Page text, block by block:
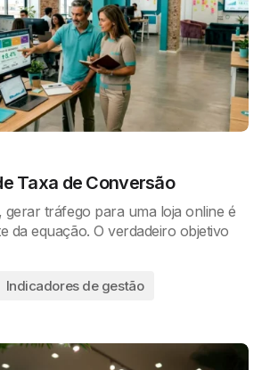
Taxa de Conversão
tráfego para uma loja online é
da equação. O verdadeiro objetivo
Indicadores de gestão